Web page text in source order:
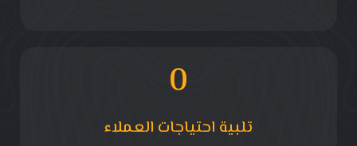
0
تلبية احتياجات العملاء